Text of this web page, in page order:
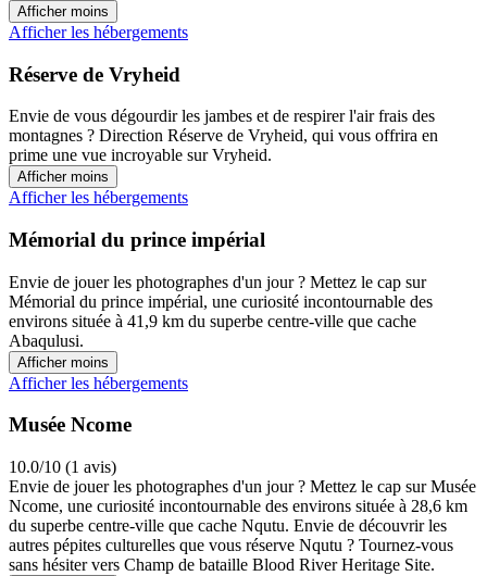
Afficher moins
Afficher les hébergements
Réserve de Vryheid
Envie de vous dégourdir les jambes et de respirer l'air frais des
montagnes ? Direction Réserve de Vryheid, qui vous offrira en
prime une vue incroyable sur Vryheid.
Afficher moins
Afficher les hébergements
Mémorial du prince impérial
Envie de jouer les photographes d'un jour ? Mettez le cap sur
Mémorial du prince impérial, une curiosité incontournable des
environs située à 41,9 km du superbe centre-ville que cache
Abaqulusi.
Afficher moins
Afficher les hébergements
Musée Ncome
10.0/10 (1 avis)
Envie de jouer les photographes d'un jour ? Mettez le cap sur Musée
Ncome, une curiosité incontournable des environs située à 28,6 km
du superbe centre-ville que cache Nqutu. Envie de découvrir les
autres pépites culturelles que vous réserve Nqutu ? Tournez-vous
sans hésiter vers Champ de bataille Blood River Heritage Site.